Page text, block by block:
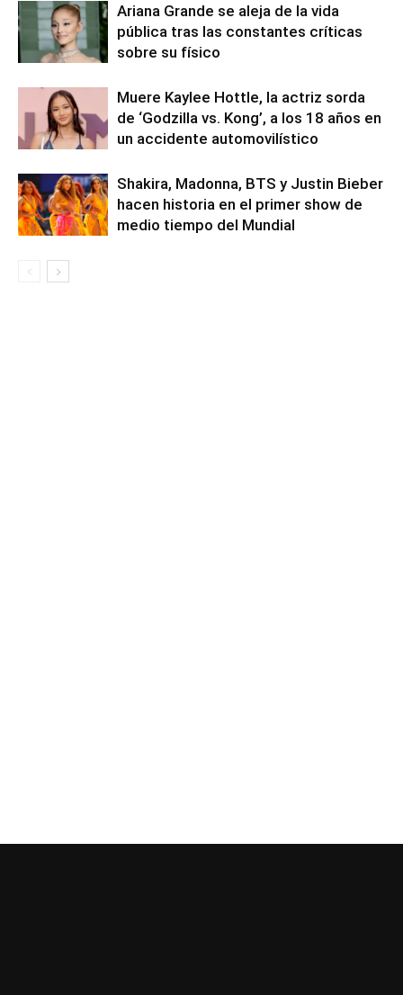
Ariana Grande se aleja de la vida
pública tras las constantes críticas
sobre su físico
Muere Kaylee Hottle, la actriz sorda
de ‘Godzilla vs. Kong’, a los 18 años en
un accidente automovilístico
Shakira, Madonna, BTS y Justin Bieber
hacen historia en el primer show de
medio tiempo del Mundial